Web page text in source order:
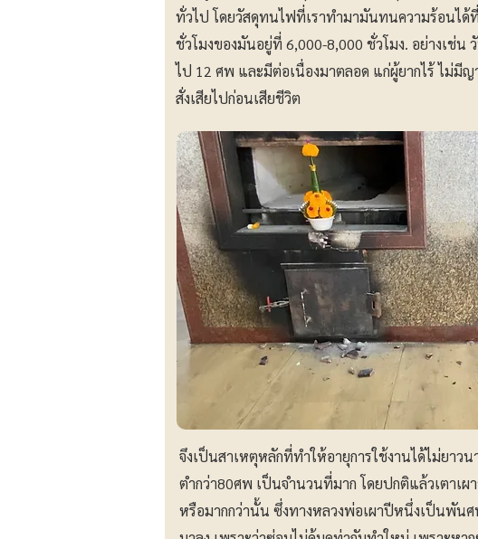
ทั่วไป โดยวัสดุทนไฟที่เราทำมามันทนความร้อนได้
ชั่วโมงของมันอยู่ที่ 6,000-8,000 ชั่วโมง. อย่างเช่
ไป 12 ศพ และมีต่อเนื่องมาตลอด แก่ผู้ยากไร้ ไม่มี
สั่งเสียไปก่อนเสียชีวิต
จึงเป็นสาเหตุหลักที่ทำให้อายุการใช้งานได้ไม่ยาว
ตำกว่า80ศพ เป็นจำนวนที่มาก โดยปกติแล้วเตาเผ
หรือมากกว่านั้น ซึ่งทางหลวงพ่อเผาปีหนึ่งเป็นพันศ